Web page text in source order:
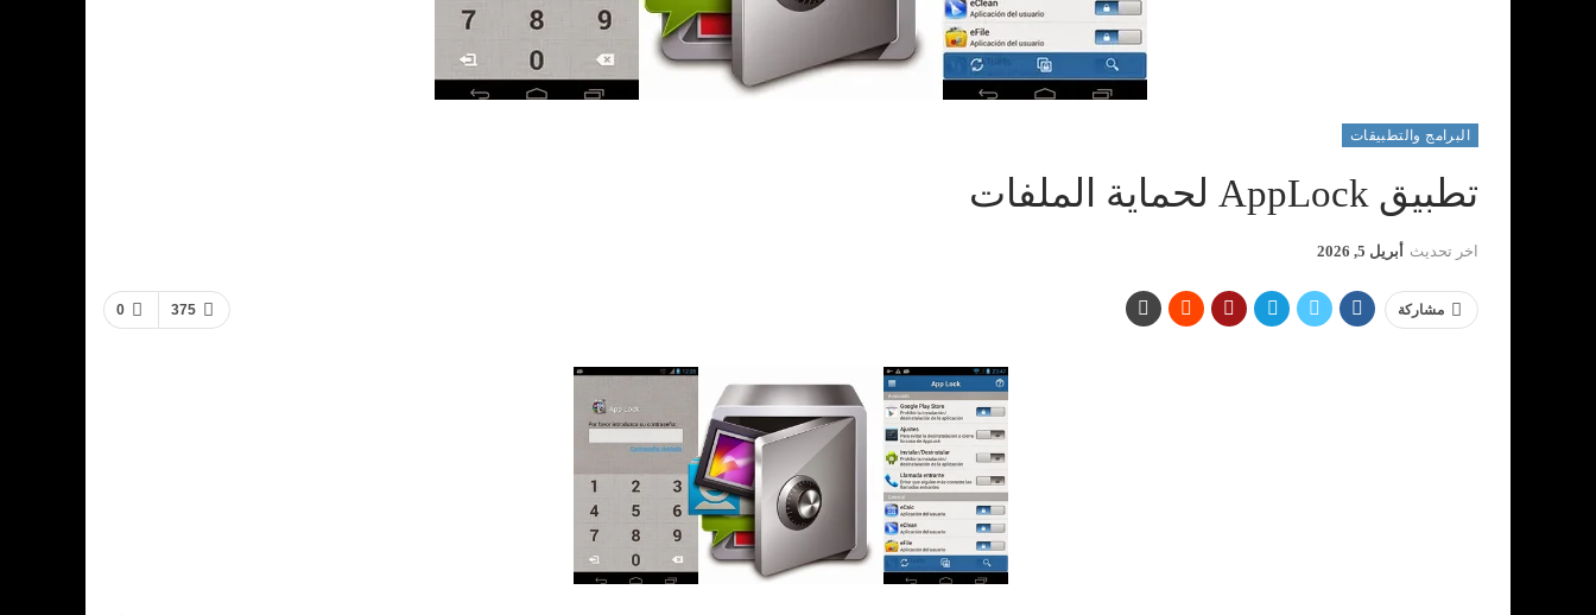
البرامج والتطبيقات
تطبيق AppLock لحماية الملفات
اخر تحديث أبريل 5, 2026
0 375 مشاركة